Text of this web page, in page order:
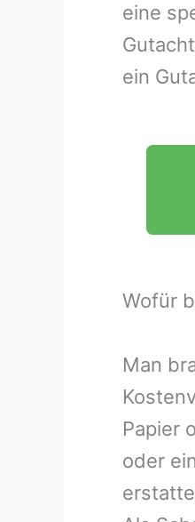
eine
ein
Wofür
Man
Papier
oder